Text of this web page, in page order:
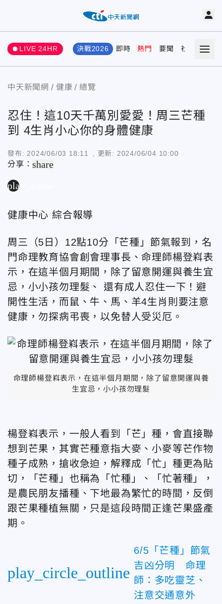
LIVE 24HR 決戰2026 即時 熱門 要聞 社會 娛樂
中天新聞網 健康 總覽
忍住！這10天千萬別愛愛！周三芒種
到 4生肖小心你的身體健康
發布: 2024/06/03 18:11 , 更新: 2024/06/04 10:00
分享：share
play_arrow
健康中心 綜合報導
周三（5日）12點10分「芒種」節氣報到，名
門命理教育協會創會理事長、命理師楊登嵙表
示，在這半個月期間，除了留意開運與養生宜
忌，小小孩勿理髮、 還有成人忍住一下！避
開性生活，而鼠、牛、馬、羊4生肖則要注意
健康，勿探病弔喪，以免替人受災厄。
命理師楊登嵙表示，在這半個月期間，除了留意開運與養
生宜忌，小小孩勿理髮
楊登嵙表示，一般人看到「芒」種，會直接聯
想到芒果，其實芒種意指大麥、小麥等芒作物
種子成熟，搶收急迫，解釋成「忙」種更為貼
切，「芒種」也稱為「忙種」、「忙著種」，
是農民朋友播種、下地最為繁忙的時間，反倒
跟芒果種植無關，只是這段時間正逢芒果盛產
期。
play_circle_outline
6/5「芒種」節氣
吉凶分明 命理
師：多吃靈芝、
注意交通意外